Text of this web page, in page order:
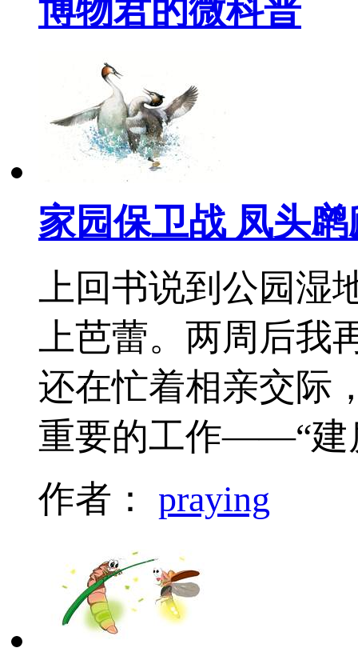
博物君的微科普
家园保卫战 凤头
上回书说到公园
上芭蕾。两周后
还在忙着相亲交际
重要的工作——“
作者： praying